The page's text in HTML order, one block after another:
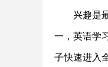
兴趣是最
一，英语学
子快速进入